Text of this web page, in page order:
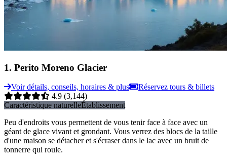
1. Perito Moreno Glacier
Voir détails, conseils, horaires & plus
Réservez tours & billets
4.9 (3,144)
Caractéristique naturelleÉtablissement
Peu d'endroits vous permettent de vous tenir face à face avec un
géant de glace vivant et grondant. Vous verrez des blocs de la taille
d'une maison se détacher et s'écraser dans le lac avec un bruit de
tonnerre qui roule.